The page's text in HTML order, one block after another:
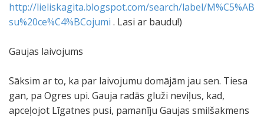
http://lieliskagita.blogspot.com/search/label/M%C5%AB
su%20ce%C4%BCojumi . Lasi ar baudu!)
Gaujas laivojums
Sāksim ar to, ka par laivojumu domājām jau sen. Tiesa
gan, pa Ogres upi. Gauja radās gluži neviļus, kad,
apceļojot Līgatnes pusi, pamanīju Gaujas smilšakmens